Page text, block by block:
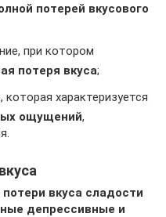
потерей вкусового
при котором
потеря вкуса;
которая характеризуется
ощущений,
вкуса сладости
депрессивные и